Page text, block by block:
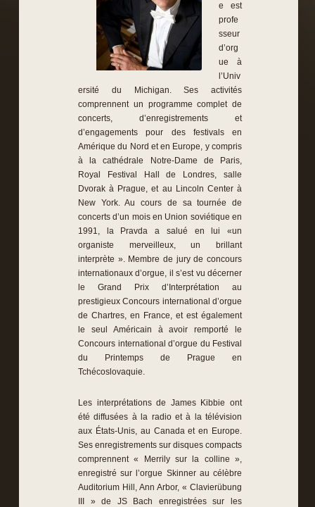
e est
profe
sseur
d’org
ue à
l’Univ
ersité du Michigan. Ses activités
comprennent un programme complet de
concerts, d’enregistrements et
d’engagements pour des festivals en
Amérique du Nord et en Europe, y compris
à la cathédrale Notre-Dame de Paris,
Royal Festival Hall de Londres, salle
Dvorak à Prague, et au Lincoln Center à
New York. Au cours de sa tournée de
concerts d’un mois en Union soviétique en
1991, la Pravda a salué en lui «un
organiste merveilleux, un brillant
interprète ». Membre de jury de concours
internationaux d’orgue, il s’est vu décerner
le Grand Prix d’Interprétation au
prestigieux Concours international d’orgue
de Chartres, en France, et est également
le seul Américain à avoir remporté le
Concours international d’orgue du Festival
du Printemps de Prague en
Tchécoslovaquie.
Les interprétations de James Kibbie ont
été diffusées à la radio et à la télévision
aux États-Unis, au Canada et en Europe.
Ses enregistrements sur disques compacts
comprennent « Merrily sur la colline »,
enregistré sur l’orgue Skinner au célèbre
Auditorium Hill, Ann Arbor, « Clavierübung
III » de JS Bach enregistrées sur les